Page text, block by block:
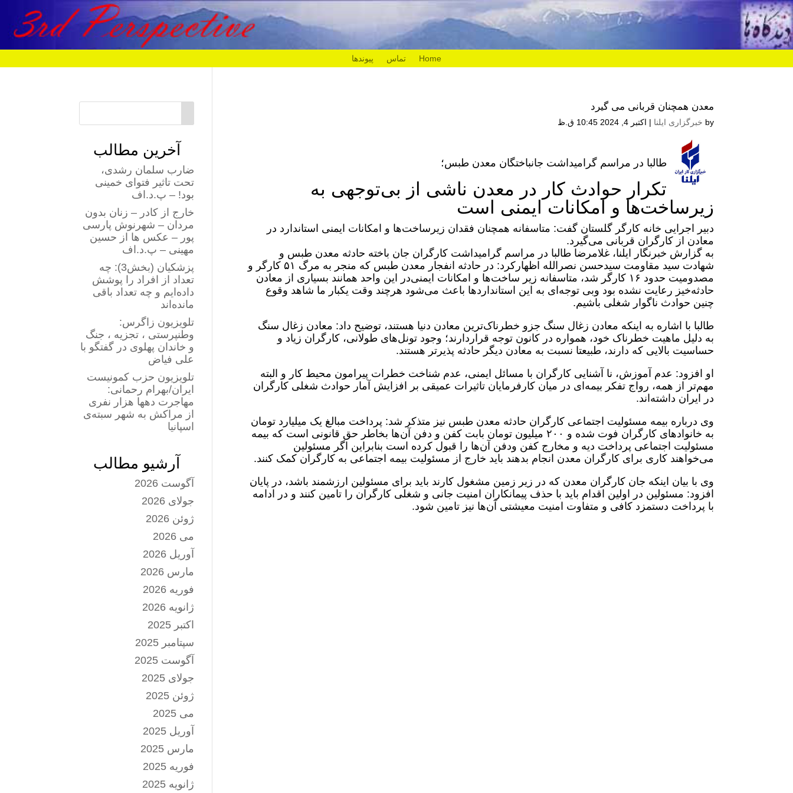
Home تماس پیوندها
معدن همچنان قربانی می گیرد
by خبرگزاری ایلنا | اکتبر 4, 2024 10:45 ق.ظ
طالبا در مراسم گرامیداشت جانباختگان معدن طبس؛
تکرار حوادث کار در معدن ناشی از بی‌توجهی به
زیرساخت‌ها و امکانات ایمنی‌ است
دبیر اجرایی خانه کارگر گلستان گفت: متاسفانه همچنان فقدان زیرساخت‌ها و امکانات ایمنی استاندارد در
معادن از کارگران قربانی می‌گیرد.
به گزارش خبرنگار ایلنا، غلامرضا طالبا در مراسم گرامیداشت کارگران جان باخته حادثه معدن طبس و
شهادت سید مقاومت سیدحسن نصرالله اظهارکرد: در حادثه انفجار معدن طبس که منجر به مرگ ۵۱ کارگر و
مصدومیت حدود ۱۶ کارگر شد، متاسفانه زیر ساخت‌ها و امکانات ایمنی‌در این واحد همانند بسیاری از معادن
حادثه‌خیز رعایت نشده بود وبی توجه‌ای به این استانداردها باعث می‌شود هرچند وقت یکبار ما شاهد وقوع
چنین حوادث ناگوار شغلی باشیم.
طالبا با اشاره به اینکه معادن زغال سنگ جزو خطرناک‌ترین معادن دنیا هستند، توضیح داد: معادن زغال سنگ
به دلیل ماهیت خطرناک خود، همواره در کانون توجه قراردارند؛ وجود تونل‌های طولانی، کارگران زیاد و
حساسیت بالایی که دارند، طبیعتا نسبت به معادن دیگر حادثه پذیرتر هستند.
او افزود: عدم آموزش، نا آشنایی کارگران با مسائل ایمنی، عدم شناخت خطرات پیرامون محیط کار و البته
مهم‌تر از همه، رواج تفکر بیمه‌ای در میان کارفرمایان تاثیرات عمیقی بر افزایش آمار حوادث شغلی کارگران
در ایران داشته‌اند.
وی درباره بیمه مسئولیت اجتماعی کارگران حادثه معدن طبس نیز متذکر شد: پرداخت مبالغ یک میلیارد تومان
به خانوادهای کارگران فوت شده و ۲۰۰ میلیون تومان بابت کفن و دفن آن‌ها بخاطر حق قانونی است که بیمه
مسئولیت اجتماعی پرداخت دیه و مخارج کفن ودفن آن‌ها را قبول کرده است بنابراین اگر مسئولین
می‌خواهند کاری برای کارگران معدن انجام بدهند باید خارج از مسئولیت بیمه اجتماعی به کارگران کمک کنند.
وی با بیان اینکه جان کارگران معدن که در زیر زمین مشغول کارند باید برای مسئولین ارزشمند باشد، در پایان
افزود: مسئولین در اولین اقدام باید با حذف پیمانکاران امنیت جانی و شغلی کارگران را تامین کنند و در ادامه
با پرداخت دستمزد کافی و متفاوت امنیت معیشتی آن‌ها نیز تامین شود.
آخرین مطالب
ضارب سلمان رشدی،
تحت تاثیر فتوای خمینی
بود! – پ.د.اف
خارج از کادر – زنان بدون
مردان – شهرنوش پارسی
پور – عکس ها از حسین
مهینی – پ.د.اف
پزشکیان (بخش3): چه
تعداد از افراد را پوشش
داده‌ایم و چه تعداد باقی
مانده‌اند
تلویزیون زاگرس:
وطنپرستی ، تجزیه ، جنگ
و خاندان پهلوی در گفتگو با
علی فیاض
تلویزیون حزب کمونیست
ایران/بهرام رحمانی:
مهاجرت دهها هزار نفری
از مراکش به شهر سبته‌ی
اسپانیا
آرشیو مطالب
آگوست 2026
جولای 2026
ژوئن 2026
می 2026
آوریل 2026
مارس 2026
فوریه 2026
ژانویه 2026
اکتبر 2025
سپتامبر 2025
آگوست 2025
جولای 2025
ژوئن 2025
می 2025
آوریل 2025
مارس 2025
فوریه 2025
ژانویه 2025